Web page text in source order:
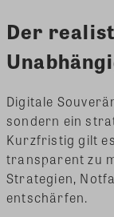
Der
Digitale
sondern ein
Kurzfristig gilt
transparent zu
Strategien,
entschärfen.